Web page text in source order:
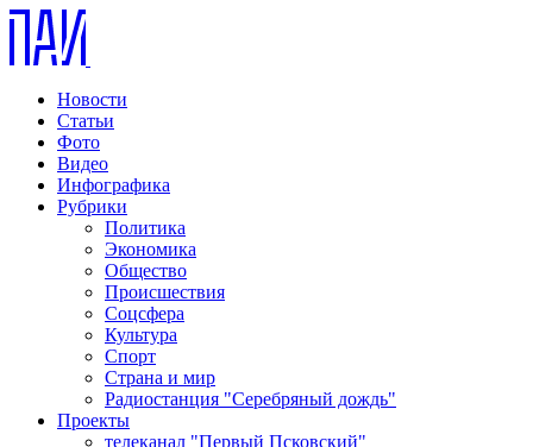
Новости
Статьи
Фото
Видео
Инфографика
Рубрики
Политика
Экономика
Общество
Происшествия
Соцсфера
Культура
Спорт
Страна и мир
Радиостанция "Серебряный дождь"
Проекты
телеканал "Первый Псковский"